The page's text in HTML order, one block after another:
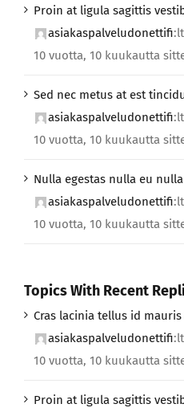
Proin at ligula sagittis
asiakaspalveludonettifi
10 vuotta, 10 kuukautta
Sed nec metus at est
asiakaspalveludonettifi
10 vuotta, 10 kuukautta
Nulla egestas nulla eu
asiakaspalveludonettifi
10 vuotta, 10 kuukautta
Topics With Recent
Cras lacinia tellus id
asiakaspalveludonettifi
10 vuotta, 10 kuukautta
Proin at ligula sagittis